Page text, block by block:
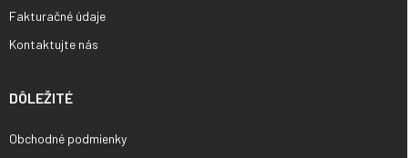
Fakturačné údaje
Kontaktujte nás
DÔLEŽITÉ
Obchodné podmienky